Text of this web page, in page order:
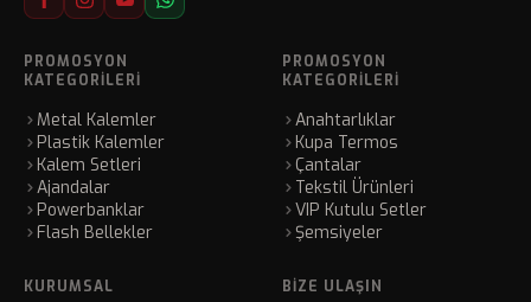
PROMOSYON
KATEGORILERI
Metal Kalemler
Plastik Kalemler
Kalem Setleri
Ajandalar
Powerbanklar
Flash Bellekler
PROMOSYON
KATEGORILERI
Anahtarlıklar
Kupa Termos
Çantalar
Tekstil Ürünleri
VIP Kutulu Setler
Şemsiyeler
KURUMSAL BIZE ULAŞIN